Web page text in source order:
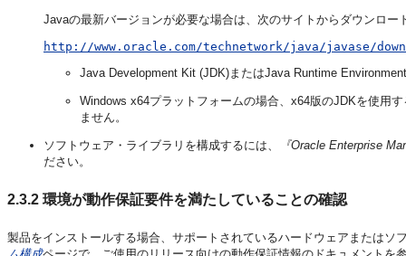
Javaの最新バージョンが必要な場合は、次のサイトからダウンロー
http://www.oracle.com/technetwork/java/javase/
Java Development Kit (JDK)またはJava Runtime
Windows x64プラットフォームの場合、x64版のJDKを使用
ません。
ソフトウェア・ライブラリを構成するには、
『Oracle Enterprise
ださい。
2.3.2 環境が動作保証要件を満たしていることの確認
製品をインストールする場合、サポートされているハードウェアまたはソ